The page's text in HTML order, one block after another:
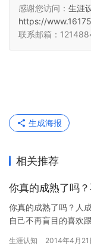
感谢您访问： 生涯
https://
联系邮箱：
生成海报
相关推荐
你真的成熟了吗？
你真的成熟了吗？人
自己不再盲目的喜欢
方…
生涯认知 2014年4月21